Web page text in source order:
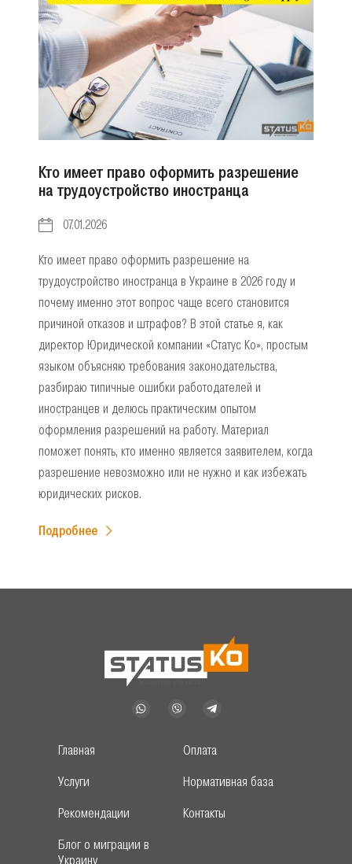
Кто имеет право оформить разрешение
на трудоустройство иностранца
07.01.2026
Кто имеет право оформить разрешение на
трудоустройство иностранца в Украине в 2026 году и
почему именно этот вопрос чаще всего становится
причиной отказов и штрафов? В этой статье я, как
директор Юридической компании «Статус Ко», простым
языком объясняю требования законодательства,
разбираю типичные ошибки работодателей и
иностранцев и делюсь практическим опытом
оформления разрешений на работу. Материал
поможет понять, кто именно является заявителем, когда
разрешение невозможно или не нужно и как избежать
юридических рисков.
Подробнее
Главная
Оплата
Услуги
Нормативная база
Рекомендации
Контакты
Блог о миграции в
Украину